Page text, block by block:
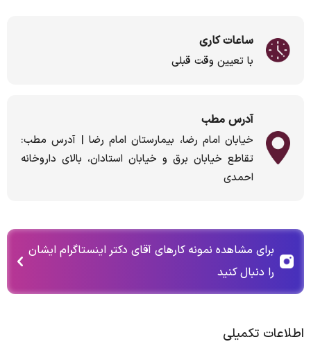
ساعات کاری
با تعیین وقت قبلی
آدرس مطب
خیابان امام رضا، بیمارستان امام رضا | آدرس مطب:
تقاطع خیابان برق و خیابان استادان، بالای داروخانه
احمدی
برای مشاهده نمونه کارهای آقای دکتر اینستاگرام ایشان
را دنبال کنید
اطلاعات تکمیلی